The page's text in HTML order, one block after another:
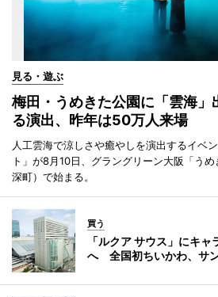
見る・遊ぶ
梅田・うめきた公園に「雲海
る演出、昨年は50万人来場
人工雲海で涼しさや癒やしを演出するイベ
ト」が8月10日、グラングリーン大阪「う
深町）で始まる。
買う
「ルクア サウス」にキ
へ 全国初ちいかわ、サ